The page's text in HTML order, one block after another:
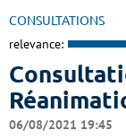
CONSULTATIONS
relevance:
06/08/2021 19:45